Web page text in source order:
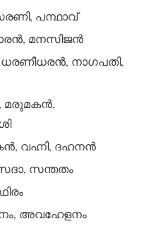
സരണി, പന്ഥാവ്
മനസിജന്‍
നാഗപതി,
മരുമകന്‍,
വഹ്നി, ദഹനന്‍
സന്തതം
അവഹേളനം